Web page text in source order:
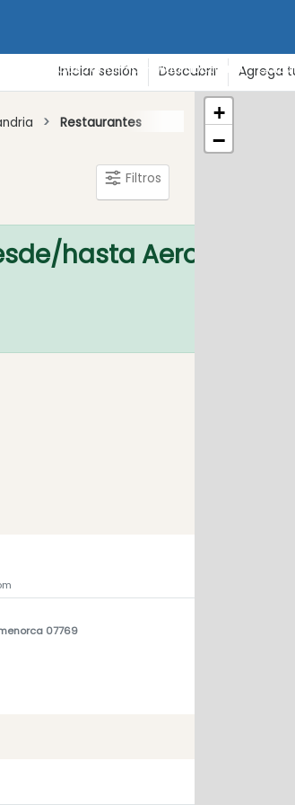
Gastronomía - Vida nocturna -
Iniciar sesión Descubrir Agrega
Restaurantes
Filtros
hasta Aeropuerto
07769
+
−